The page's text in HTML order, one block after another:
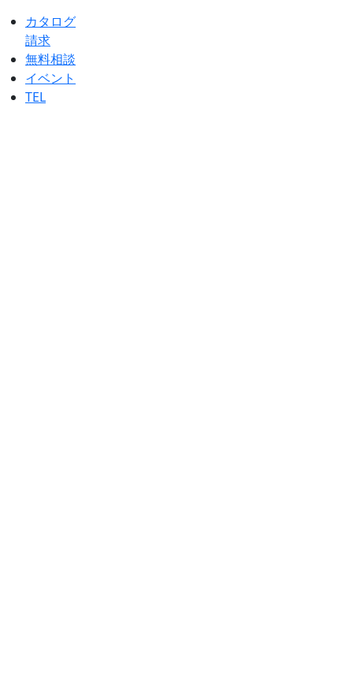
カタログ
請求
無料相談
イベント
TEL